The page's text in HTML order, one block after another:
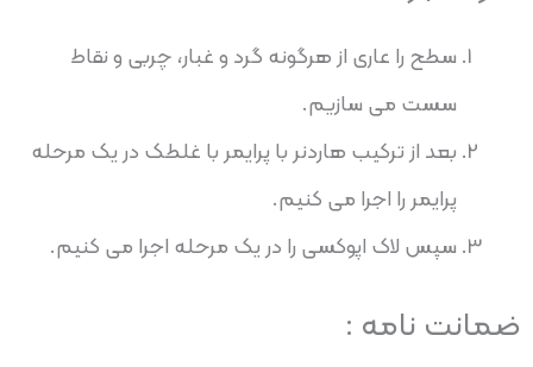
سطح را عاری از هرگونه گرد و غبار، چربی و نقاط
سست می سازیم.
بعد از ترکیب هاردنر با پرایمر با غلطک در یک مرحله
پرایمر را اجرا می کنیم.
سپس لاک اپوکسی را در یک مرحله اجرا می کنیم.
ضمانت نامه :